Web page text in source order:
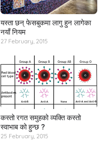
यस्ता छन् फेसबुकमा लागु हुन लागेका
नयाँ नियम
27 February, 2015
कस्तो रगत समुहको व्यक्ति कस्तो
स्वाभाब को हुन्छ ?
25 February, 2015